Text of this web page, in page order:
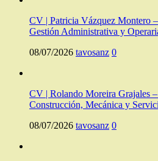
CV | Patricia Vázquez Montero
Gestión Administrativa y
08/07/2026 tavosanz 0
CV | Rolando Moreira Grajales
Construcción, Mecánica y
08/07/2026 tavosanz 0